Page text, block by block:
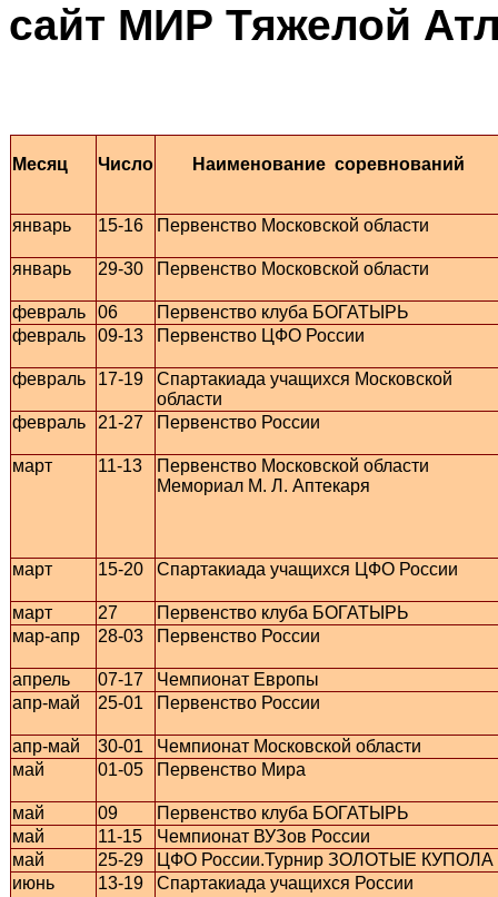
сайт МИР Тяжелой
Месяц Число Наименование соревнований
январь 15-16 Первенство Московской области
январь 29-30 Первенство Московской области
февраль 06
Первенство клуба БОГАТЫРЬ
февраль
09-13 Первенство ЦФО России
февраль 17-19
Спартакиада учащихся Московской
области
февраль
21-27 Первенство России
март 11-13
Первенство Московской области
Мемориал М. Л.
март 15-20 Спартакиада учащихся ЦФО России
март 27
Первенство клуба БОГАТЫРЬ
мар-апр
28-03 Первенство России
апрель 07-17
Чемпионат Европы
апр-май
25-01 Первенство России
апр-май 30-01
Чемпионат Московской области
май
01-05 Первенство Мира
май 09
Первенство клуба БОГАТЫРЬ
май
11-15
Чемпионат ВУЗов России
май
25-29
ЦФО России.Турнир ЗОЛОТЫЕ КУПОЛА
июнь
13-19 Спартакиада учащихся России